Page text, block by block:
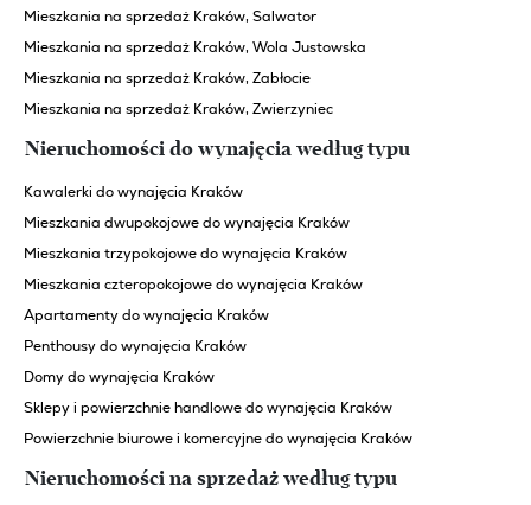
Mieszkania na sprzedaż Kraków, Salwator
Mieszkania na sprzedaż Kraków, Wola Justowska
Mieszkania na sprzedaż Kraków, Zabłocie
Mieszkania na sprzedaż Kraków, Zwierzyniec
Nieruchomości do wynajęcia według typu
Kawalerki do wynajęcia Kraków
Mieszkania dwupokojowe do wynajęcia Kraków
Mieszkania trzypokojowe do wynajęcia Kraków
Mieszkania czteropokojowe do wynajęcia Kraków
Apartamenty do wynajęcia Kraków
Penthousy do wynajęcia Kraków
Domy do wynajęcia Kraków
Sklepy i powierzchnie handlowe do wynajęcia Kraków
Powierzchnie biurowe i komercyjne do wynajęcia Kraków
Nieruchomości na sprzedaż według typu